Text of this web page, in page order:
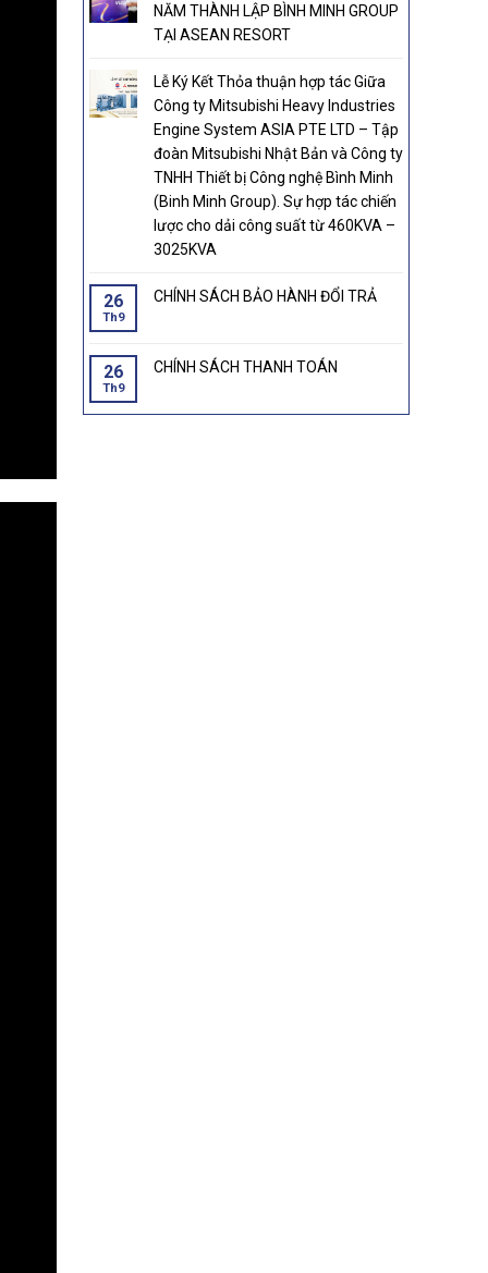
NĂM THÀNH LẬP BÌNH MINH GROUP
TẠI ASEAN RESORT
Lễ Ký Kết Thỏa thuận hợp tác Giữa
Công ty Mitsubishi Heavy Industries
Engine System ASIA PTE LTD – Tập
đoàn Mitsubishi Nhật Bản và Công ty
TNHH Thiết bị Công nghệ Bình Minh
(Binh Minh Group). Sự hợp tác chiến
lược cho dải công suất từ 460KVA –
3025KVA
26
Th9
CHÍNH SÁCH BẢO HÀNH ĐỔI TRẢ
26
Th9
CHÍNH SÁCH THANH TOÁN